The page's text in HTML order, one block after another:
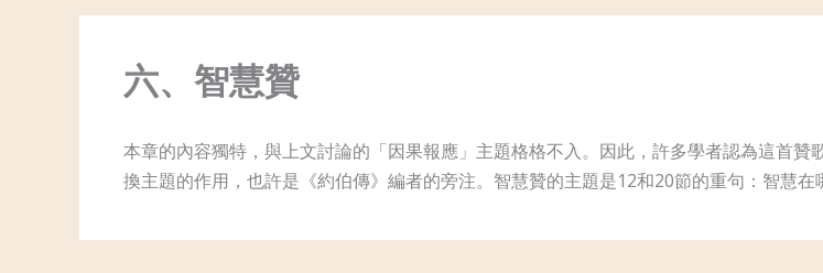
六、智慧贊
本章的內容獨特，與上文討論的「因果報應」主題格格不入。因此，許多學者認為這首
換主題的作用，也許是《約伯傳》編者的旁注。智慧贊的主題是12和20節的重句：智慧在